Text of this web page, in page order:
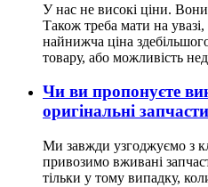
У нас не високі ціни.
Також треба мати на
найнижча ціна
товару, або можливість
Чи ви пропонуєте
оригінальні
Ми завжди узгоджуємо з
привозимо вживані
тільки у тому випадку,